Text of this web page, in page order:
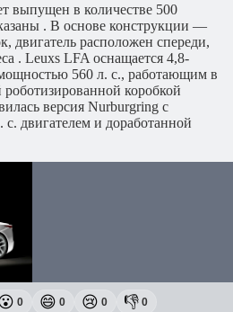
выпущен в количестве 500
. В основе конструкции —
двигатель расположен спереди,
. Leuxs LFA оснащается 4,8-
560 л. с., работающим в
коробкой
версия Nurburgring с
двигателем и доработанной
0 😄 0 😢 0 👎 0